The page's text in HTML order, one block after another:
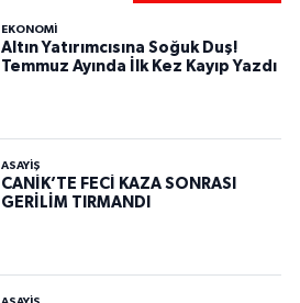
EKONOMİ
Altın Yatırımcısına Soğuk Duş!
Temmuz Ayında İlk Kez Kayıp Yazdı
ASAYIŞ
CANİK’TE FECİ KAZA SONRASI
GERİLİM TIRMANDI